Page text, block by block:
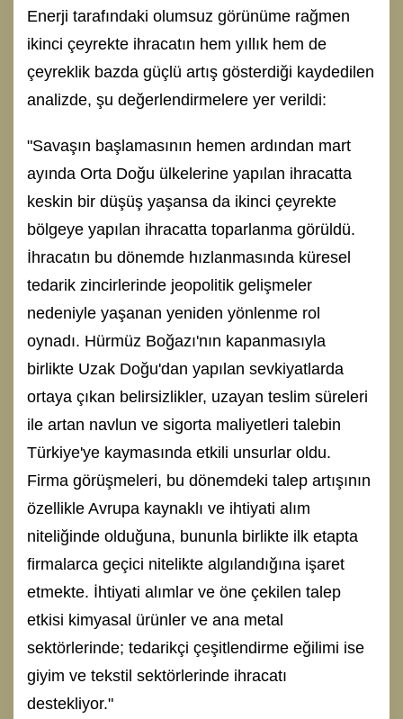
Enerji tarafındaki olumsuz görünüme rağmen
ikinci çeyrekte ihracatın hem yıllık hem de
çeyreklik bazda güçlü artış gösterdiği kaydedilen
analizde, şu değerlendirmelere yer verildi:
"Savaşın başlamasının hemen ardından mart
ayında Orta Doğu ülkelerine yapılan ihracatta
keskin bir düşüş yaşansa da ikinci çeyrekte
bölgeye yapılan ihracatta toparlanma görüldü.
İhracatın bu dönemde hızlanmasında küresel
tedarik zincirlerinde jeopolitik gelişmeler
nedeniyle yaşanan yeniden yönlenme rol
oynadı. Hürmüz Boğazı'nın kapanmasıyla
birlikte Uzak Doğu'dan yapılan sevkiyatlarda
ortaya çıkan belirsizlikler, uzayan teslim süreleri
ile artan navlun ve sigorta maliyetleri talebin
Türkiye'ye kaymasında etkili unsurlar oldu.
Firma görüşmeleri, bu dönemdeki talep artışının
özellikle Avrupa kaynaklı ve ihtiyati alım
niteliğinde olduğuna, bununla birlikte ilk etapta
firmalarca geçici nitelikte algılandığına işaret
etmekte. İhtiyati alımlar ve öne çekilen talep
etkisi kimyasal ürünler ve ana metal
sektörlerinde; tedarikçi çeşitlendirme eğilimi ise
giyim ve tekstil sektörlerinde ihracatı
destekliyor."